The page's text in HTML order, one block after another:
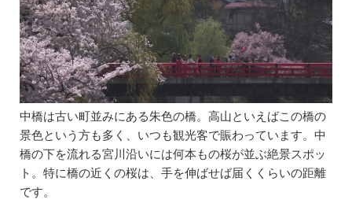
中橋は古い町並みにある朱色の橋。高山といえばこの橋の
景色という方も多く、いつも観光客で賑わっています。中
橋の下を流れる宮川沿いには何本もの桜が並ぶ絶景スポッ
ト。特に橋の近くの桜は、手を伸ばせば届くくらいの距離
です。